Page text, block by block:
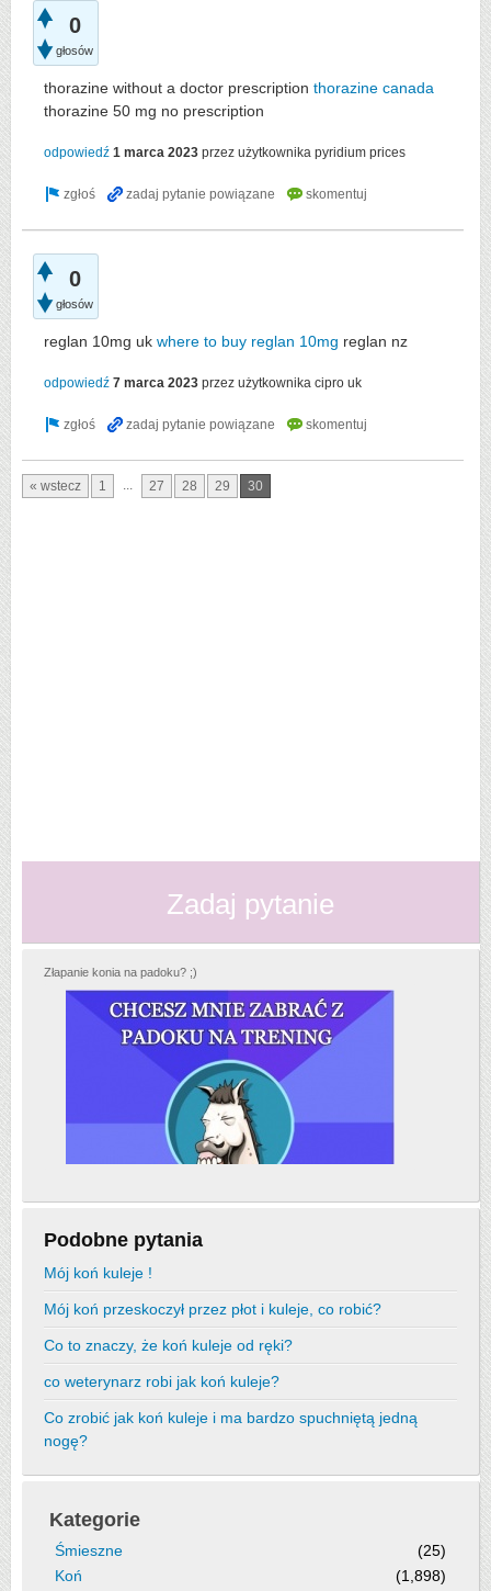
0
głosów
thorazine without a doctor prescription thorazine canada
thorazine 50 mg no prescription
odpowiedź 1 marca 2023 przez użytkownika pyridium prices
0
głosów
reglan 10mg uk where to buy reglan 10mg reglan nz
odpowiedź 7 marca 2023 przez użytkownika cipro uk
« wstecz 1 ... 27 28 29 30
Zadaj pytanie
Złapanie konia na padoku? ;)
Podobne pytania
Mój koń kuleje !
Mój koń przeskoczył przez płot i kuleje, co robić?
Co to znaczy, że koń kuleje od ręki?
co weterynarz robi jak koń kuleje?
Co zrobić jak koń kuleje i ma bardzo spuchniętą jedną
nogę?
Kategorie
Śmieszne
(25)
Koń
(1,898)